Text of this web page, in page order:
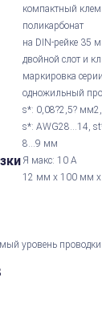
компактный
поликарбонат
на DIN-рейке 35
двойной слот и
маркировка
одножильный
s*: 0,08?2,5?
s*: AWG28...14,
8...9 мм
Я макс: 10 А
12 мм x 100 мм
уровень проводки